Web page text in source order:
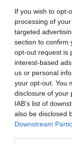
If you wish to opt-
processing of
targeted
section to confirm
opt-out request is
interest-based
us or personal
your opt-out. You
disclosure of your
IAB’s list of
also be disclosed
Downstream
Αρχίζουν τα
γυμναστήριο
Μεγάλη
επιχειρήσεις
Ακολουθήστε
Διαβάστε
Διαβάστε
Ελλάδακαι